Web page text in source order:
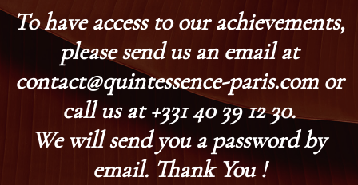
To have access to our achievements,
please send us an email at
contact@quintessence-paris.com or
call us at +331 40 39 12 30.
We will send you a password by
email. Thank You !